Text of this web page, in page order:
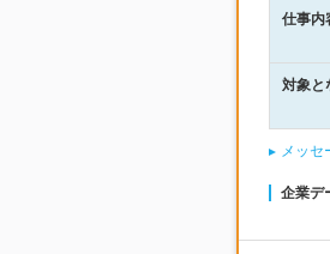
仕事内
対象と
メッセ
企業デ